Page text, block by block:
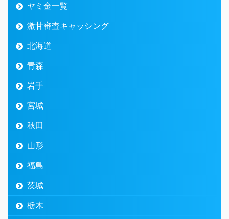
ヤミ金一覧
激甘審査キャッシング
北海道
青森
岩手
宮城
秋田
山形
福島
茨城
栃木